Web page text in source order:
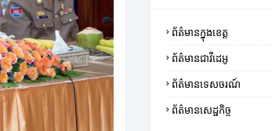
ព័ត៌មានក្នុងខេត្ត
ព័ត៌មានជាវីដេអូ
ព័ត៌មានទេសចរណ៍
ព័ត៌មានសេដ្ឋកិច្ច